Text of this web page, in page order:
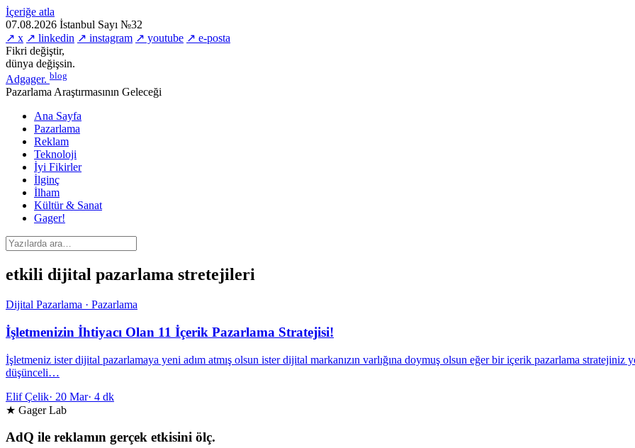
İçeriğe atla
07.08.2026 İstanbul Sayı №32
↗ x ↗ linkedin ↗ instagram ↗ youtube ↗ e-posta
Fikri değiştir,
dünya değişsin.
Adgager. blog
Pazarlama Araştırmasının Geleceği
Ana Sayfa
Pazarlama
Reklam
Teknoloji
İyi Fikirler
İlginç
İlham
Kültür & Sanat
Gager!
etkili dijital pazarlama stretejileri
Dijital Pazarlama · Pazarlama
İşletmenizin İhtiyacı Olan 11 İçerik Pazarlama Stratejisi!
İşletmeniz ister dijital pazarlamaya yeni adım atmış olsun ister dijital markanızın varlığına doymuş olsun eğer bir içerik pazarlama stratejiniz
düşünceli…
Elif Çelik· 20 Mar· 4 dk
★ Gager Lab
AdQ ile reklamın gerçek etkisini ölç.